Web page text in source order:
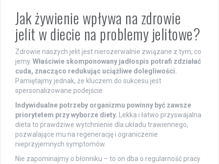
Jak żywienie wpływa na zdrowie
jelit w diecie na problemy jelitowe?
Zdrowie naszych jelit jest nierozerwalnie związane z tym, co
jemy. Właściwie skomponowany jadłospis potrafi zdziałać
cuda, znacząco redukując uciążliwe dolegliwości.
Pamiętajmy jednak, że kluczem do sukcesu jest
spersonalizowane podejście.
Indywidualne potrzeby organizmu powinny być zawsze
priorytetem przy wyborze diety. Lekka i łatwo przyswajalna
dieta to prawdziwe wytchnienie dla układu trawiennego,
pozwalające mu na regenerację i ograniczenie
nieprzyjemnych symptomów.
Nie zapominajmy o błonniku – to on dba o regularność pracy